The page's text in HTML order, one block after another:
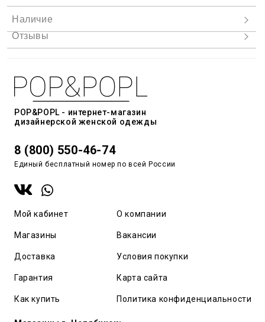
POP&POPL - интернет-магазин
дизайнерской женской одежды
8 (800) 550-46-74
Единый бесплатный номер по всей России
Мой кабинет
Магазины
Доставка
Гарантия
Как купить
О компании
Вакансии
Условия покупки
Карта сайта
Политика конфиденциальности